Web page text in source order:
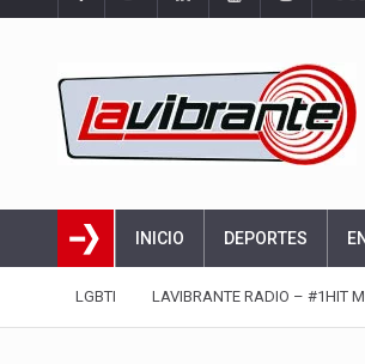
INICIO DEPORTES
LGBTI LAVIBRANTE RADIO – #1HIT